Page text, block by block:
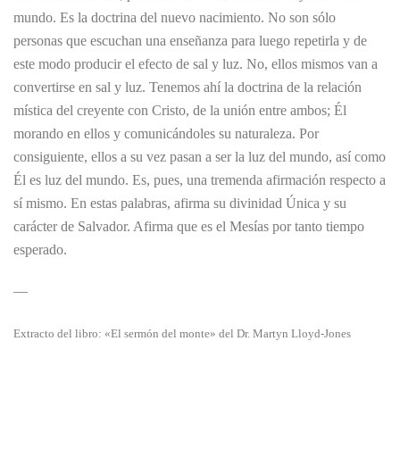
mundo. Es la doctrina del nuevo nacimiento. No son sólo
personas que escuchan una enseñanza para luego repetirla y de
este modo producir el efecto de sal y luz. No, ellos mismos van a
convertirse en sal y luz. Tenemos ahí la doctrina de la relación
mística del creyente con Cristo, de la unión entre ambos; Él
morando en ellos y comunicándoles su naturaleza. Por
consiguiente, ellos a su vez pasan a ser la luz del mundo, así como
Él es luz del mundo. Es, pues, una tremenda afirmación respecto a
sí mismo. En estas palabras, afirma su divinidad Única y su
carácter de Salvador. Afirma que es el Mesías por tanto tiempo
esperado.
—
Extracto del libro: «El sermón del monte» del Dr. Martyn Lloyd-Jones